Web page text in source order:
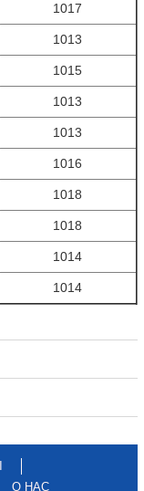
1017
1013
1015
1013
1013
1016
1018
1018
1014
1014
О НАС